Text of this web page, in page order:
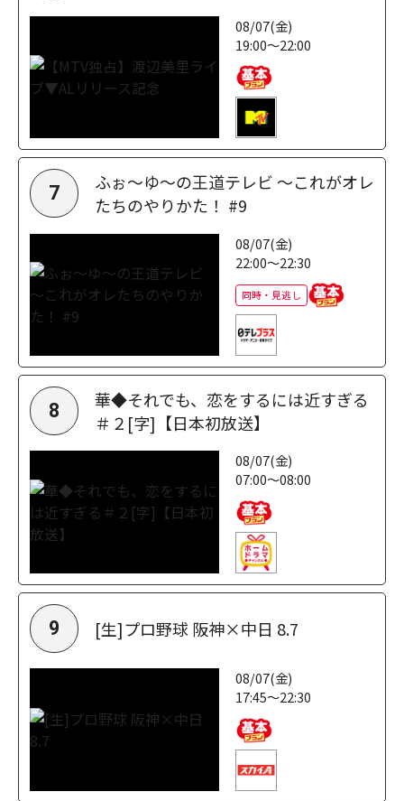
08/07(金)
19:00～22:00
7
ふぉ～ゆ～の王道テレビ ～これがオレ
たちのやりかた！ #9
08/07(金)
22:00～22:30
同時・見逃し
8
華◆それでも、恋をするには近すぎる
＃２[字]【日本初放送】
08/07(金)
07:00～08:00
9 [生]プロ野球 阪神×中日 8.7
08/07(金)
17:45～22:30